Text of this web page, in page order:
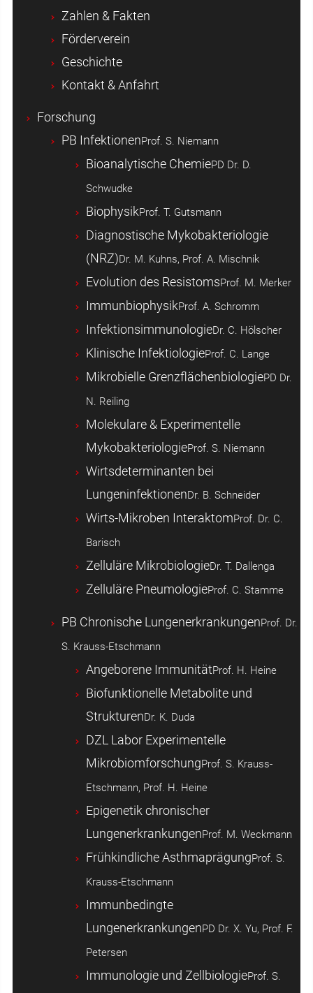
Zahlen & Fakten
Förderverein
Geschichte
Kontakt & Anfahrt
Forschung
PB InfektionenProf. S. Niemann
Bioanalytische ChemiePD Dr. D.
Schwudke
BiophysikProf. T. Gutsmann
Diagnostische Mykobakteriologie
(NRZ)Dr. M. Kuhns, Prof. A. Mischnik
Evolution des ResistomsProf. M. Merker
ImmunbiophysikProf. A. Schromm
InfektionsimmunologieDr. C. Hölscher
Klinische InfektiologieProf. C. Lange
Mikrobielle GrenzflächenbiologiePD Dr.
N. Reiling
Molekulare & Experimentelle
MykobakteriologieProf. S. Niemann
Wirtsdeterminanten bei
LungeninfektionenDr. B. Schneider
Wirts-Mikroben InteraktomProf. Dr. C.
Barisch
Zelluläre MikrobiologieDr. T. Dallenga
Zelluläre PneumologieProf. C. Stamme
PB Chronische LungenerkrankungenProf. Dr.
S. Krauss-Etschmann
Angeborene ImmunitätProf. H. Heine
Biofunktionelle Metabolite und
StrukturenDr. K. Duda
DZL Labor Experimentelle
MikrobiomforschungProf. S. Krauss-
Etschmann, Prof. H. Heine
Epigenetik chronischer
LungenerkrankungenProf. M. Weckmann
Frühkindliche AsthmaprägungProf. S.
Krauss-Etschmann
Immunbedingte
LungenerkrankungenPD Dr. X. Yu, Prof. F.
Petersen
Immunologie und ZellbiologieProf. S.